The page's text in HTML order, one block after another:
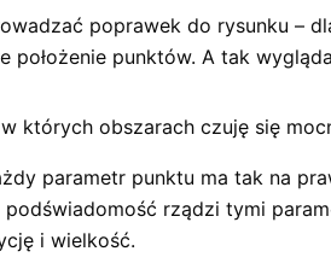
poprawek do rysunku –
położenie punktów. A tak
których obszarach czuję się
parametr punktu ma tak na
rządzi tymi
i wielkość.